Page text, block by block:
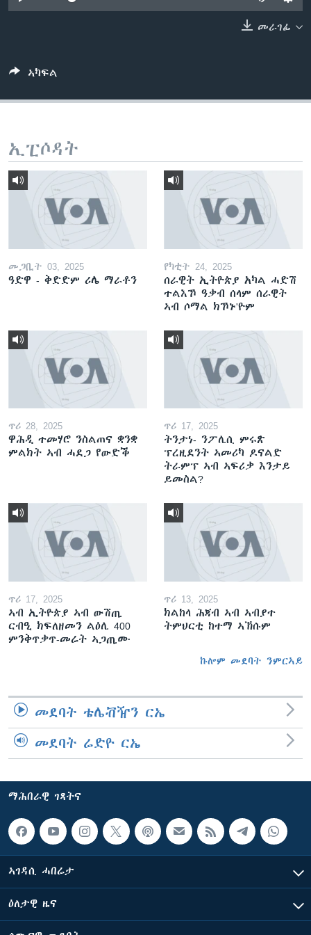
ቂሔ ጽልሚ
መራገፊ
ኣካፍል
ኢፒሶዳት
መጋቢት 03, 2025
ዓድዋ - ቅድድም ሪሌ ማራቶን
የካቲት 24, 2025
ሰራዊት ኢትዮጵያ አካል ሓድሽ
ተልእኾ ዓቃብ ሰላም ሰራዊት
ኣብ ሶማል ክኾኑ'ዮም
ጥሪ 28, 2025
ዋሕዲ ተመሃሮ ንስልጠና ቋንቋ
ምልክት ኣብ ሓደጋ የውድቕ
ጥሪ 17, 2025
ትንታነ- ንፖሊሲ ምሩጽ
ፕረዚደንት ኣመሪካ ዶናልድ
ትራምፕ ኣብ ኣፍሪቃ እንታይ
ይመስል?
ጥሪ 17, 2025
ኣብ ኢትዮጵያ ኣብ ውሽጢ
ርብዒ ክፍለዘመን ልዕሊ 400
ምንቅጥቃጥ-መሬት ኣጋጢሙ
ጥሪ 13, 2025
ክልከላ ሕጃብ ኣብ ኣብያተ
ትምህርቲ ከተማ ኣኽሱም
ኩሎም መደባት ንምርኣይ
መደባት ቴሌቭዥን ርኤ
መደባት ሬድዮ ርኤ
ማሕበራዊ ገጻትና
ኣገዳሲ ሓበሬታ
ዕለታዊ ዜና